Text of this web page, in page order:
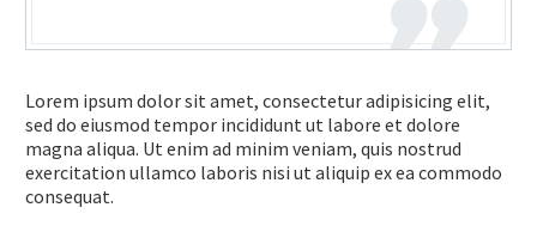
Lorem ipsum dolor sit amet, consectetur adipisicing elit,
sed do eiusmod tempor incididunt ut labore et dolore
magna aliqua. Ut enim ad minim veniam, quis nostrud
exercitation ullamco laboris nisi ut aliquip ex ea commodo
consequat.